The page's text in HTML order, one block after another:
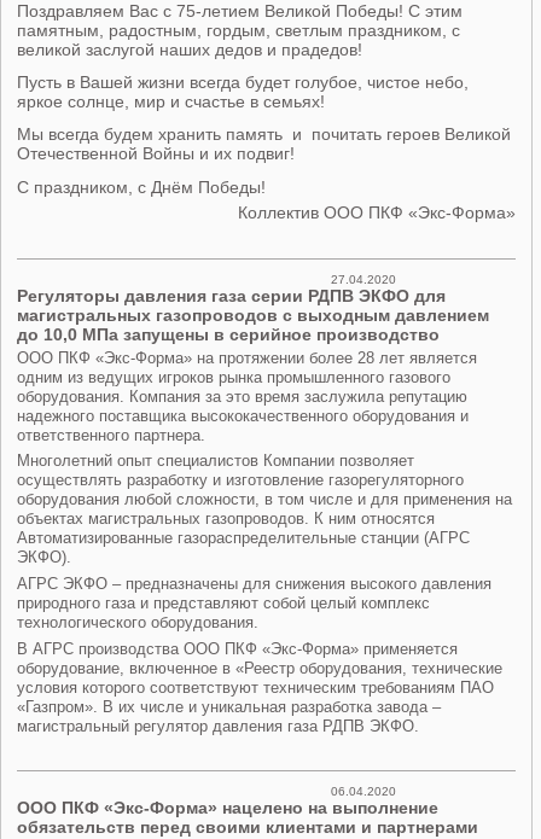
Поздравляем Вас с 75-летием Великой Победы! С этим
памятным, радостным, гордым, светлым праздником, с
великой заслугой наших дедов и прадедов!
Пусть в Вашей жизни всегда будет голубое, чистое небо,
яркое солнце, мир и счастье в семьях!
Мы всегда будем хранить память и почитать героев Великой
Отечественной Войны и их подвиг!
С праздником, с Днём Победы!
Коллектив ООО ПКФ «Экс-Форма»
27.04.2020
Регуляторы давления газа серии РДПВ ЭКФО для
магистральных газопроводов с выходным давлением
до 10,0 МПа запущены в серийное производство
ООО ПКФ «Экс-Форма» на протяжении более 28 лет является
одним из ведущих игроков рынка промышленного газового
оборудования. Компания за это время заслужила репутацию
надежного поставщика высококачественного оборудования и
ответственного партнера.
Многолетний опыт специалистов Компании позволяет
осуществлять разработку и изготовление газорегуляторного
оборудования любой сложности, в том числе и для применения на
объектах магистральных газопроводов. К ним относятся
Автоматизированные газораспределительные станции (АГРС
ЭКФО).
АГРС ЭКФО – предназначены для снижения высокого давления
природного газа и представляют собой целый комплекс
технологического оборудования.
В АГРС производства ООО ПКФ «Экс-Форма» применяется
оборудование, включенное в «Реестр оборудования, технические
условия которого соответствуют техническим требованиям ПАО
«Газпром». В их числе и уникальная разработка завода –
магистральный регулятор давления газа РДПВ ЭКФО.
06.04.2020
ООО ПКФ «Экс-Форма» нацелено на выполнение
обязательств перед своими клиентами и партнерами